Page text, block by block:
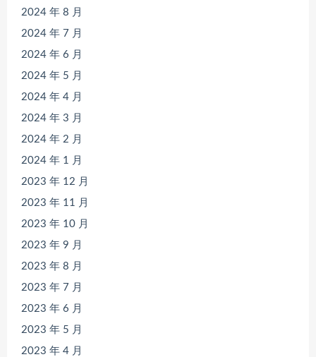
2024 年 8 月
2024 年 7 月
2024 年 6 月
2024 年 5 月
2024 年 4 月
2024 年 3 月
2024 年 2 月
2024 年 1 月
2023 年 12 月
2023 年 11 月
2023 年 10 月
2023 年 9 月
2023 年 8 月
2023 年 7 月
2023 年 6 月
2023 年 5 月
2023 年 4 月